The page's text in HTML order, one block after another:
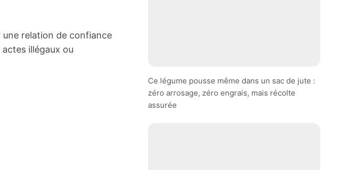
relation de confiance
illégaux ou
Ce légume pousse même dans un sac de jute :
zéro arrosage, zéro engrais, mais récolte
assurée